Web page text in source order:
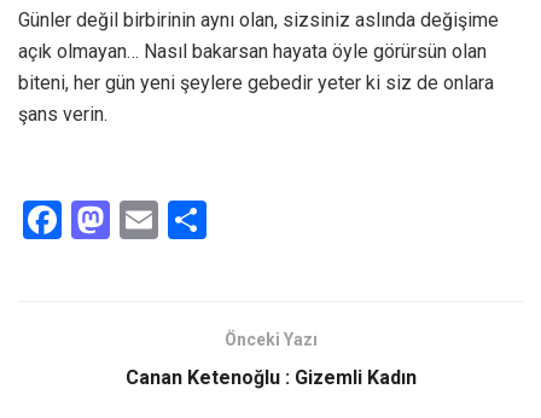
Günler değil birbirinin aynı olan, sizsiniz aslında değişime
açık olmayan… Nasıl bakarsan hayata öyle görürsün olan
biteni, her gün yeni şeylere gebedir yeter ki siz de onlara
şans verin.
F
M
d
E
Önceki Yazı
Canan Ketenoğlu : Gizemli Kadın